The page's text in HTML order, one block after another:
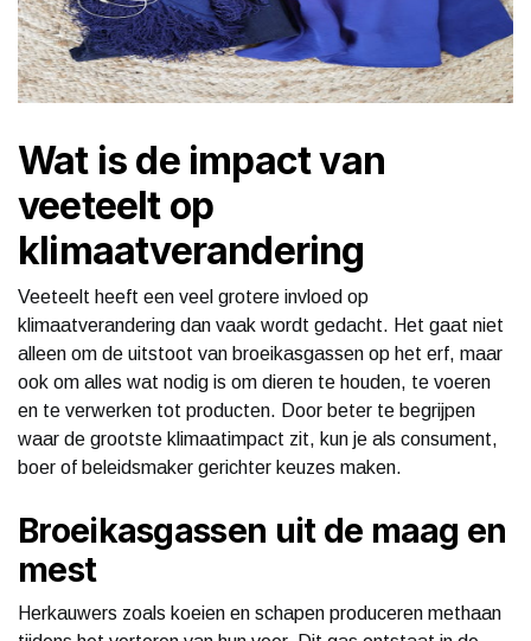
Wat is de impact van
veeteelt op
klimaatverandering
Veeteelt heeft een veel grotere invloed op
klimaatverandering dan vaak wordt gedacht. Het gaat niet
alleen om de uitstoot van broeikasgassen op het erf, maar
ook om alles wat nodig is om dieren te houden, te voeren
en te verwerken tot producten. Door beter te begrijpen
waar de grootste klimaatimpact zit, kun je als consument,
boer of beleidsmaker gerichter keuzes maken.
Broeikasgassen uit de maag en
mest
Herkauwers zoals koeien en schapen produceren methaan